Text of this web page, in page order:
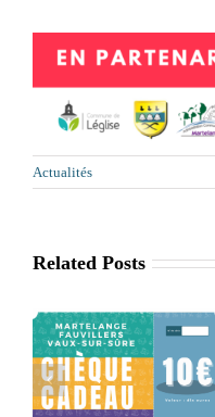
Actualités
Related Posts
Retrait de la
commune de